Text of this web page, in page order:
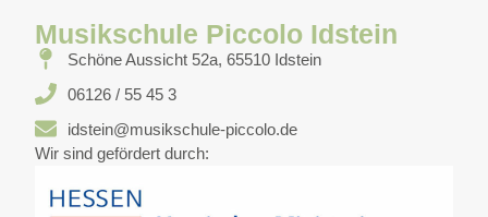
Musikschule Piccolo Idstein
Schöne Aussicht 52a, 65510 Idstein
06126 / 55 45 3
idstein@musikschule-piccolo.de
Wir sind gefördert durch: